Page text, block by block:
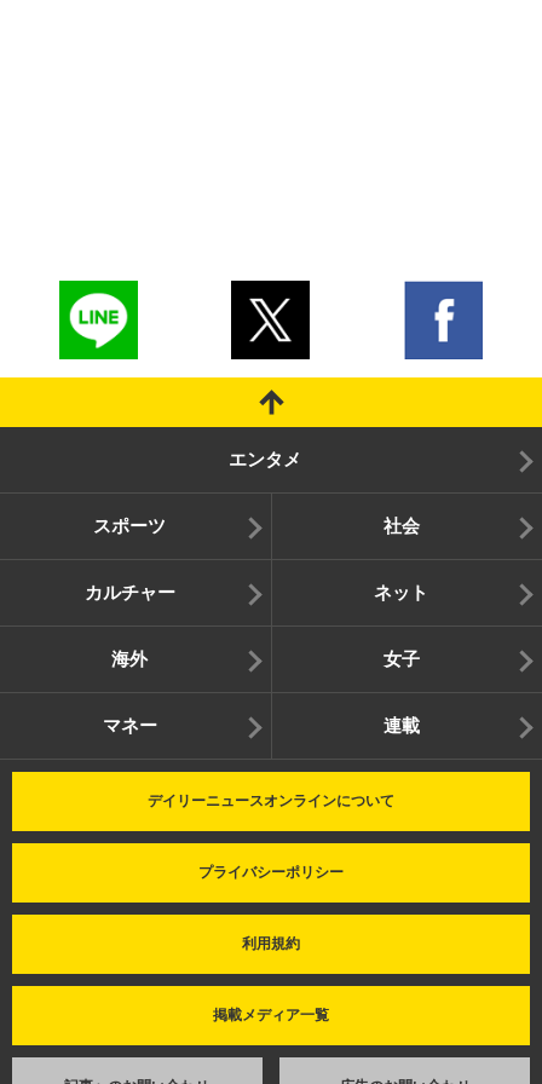
エンタメ
スポーツ 社会
カルチャー ネット
海外 女子
マネー 連載
デイリーニュースオンラインについて
プライバシーポリシー
利用規約
掲載メディア一覧